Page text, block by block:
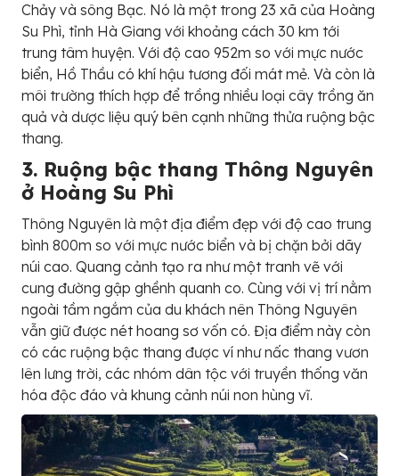
Chảy và sông Bạc. Nó là một trong 23 xã của Hoàng
Su Phì, tỉnh Hà Giang với khoảng cách 30 km tới
trung tâm huyện. Với độ cao 952m so với mực nước
biển, Hồ Thầu có khí hậu tương đối mát mẻ. Và còn là
môi trường thích hợp để trồng nhiều loại cây trồng ăn
quả và dược liệu quý bên cạnh những thửa ruộng bậc
thang.
3. Ruộng bậc thang Thông Nguyên
ở Hoàng Su Phì
Thông Nguyên là một địa điểm đẹp với độ cao trung
bình 800m so với mực nước biển và bị chặn bởi dãy
núi cao. Quang cảnh tạo ra như một tranh vẽ với
cung đường gập ghềnh quanh co. Cùng với vị trí nằm
ngoài tầm ngắm của du khách nên Thông Nguyên
vẫn giữ được nét hoang sơ vốn có. Địa điểm này còn
có các ruộng bậc thang được ví như nấc thang vươn
lên lưng trời, các nhóm dân tộc với truyền thống văn
hóa độc đáo và khung cảnh núi non hùng vĩ.